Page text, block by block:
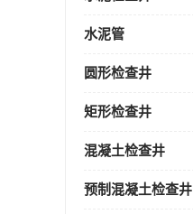
水泥管
圆形检查井
矩形检查井
混凝土检查井
预制混凝土检查井